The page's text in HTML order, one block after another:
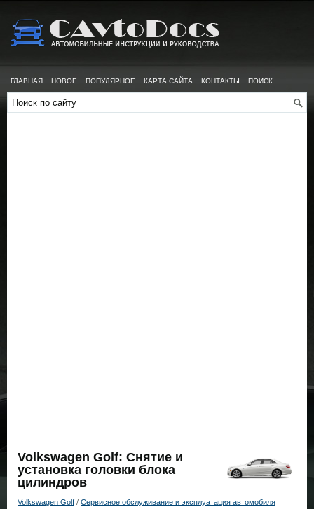
ГЛАВНАЯ НОВОЕ ПОПУЛЯРНОЕ КАРТА САЙТА КОНТАКТЫ ПОИСК
Volkswagen Golf: Снятие и
установка головки блока
цилиндров
Volkswagen Golf / Сервисное обслуживание и эксплуатация автомобиля